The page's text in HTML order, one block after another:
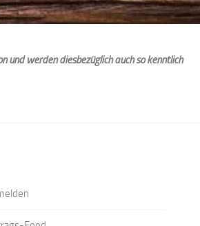
und werden diesbezüglich auch so kenntlich